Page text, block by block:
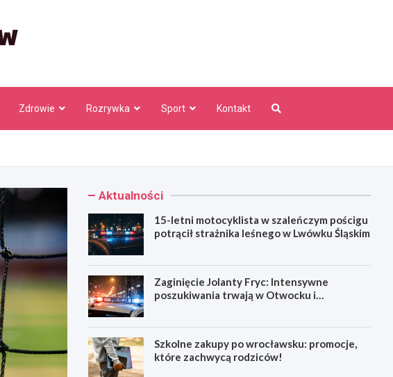
Zdrowie Rozrywka Sport Kontakt
Aktualności
15-letni motocyklista w szaleńczym pościgu
potrącił strażnika leśnego w Lwówku Śląskim
Zaginięcie Jolanty Fryc: Intensywne
poszukiwania trwają w Otwocku i
Szkolne zakupy po wrocławsku: promocje,
które zachwycą rodziców!